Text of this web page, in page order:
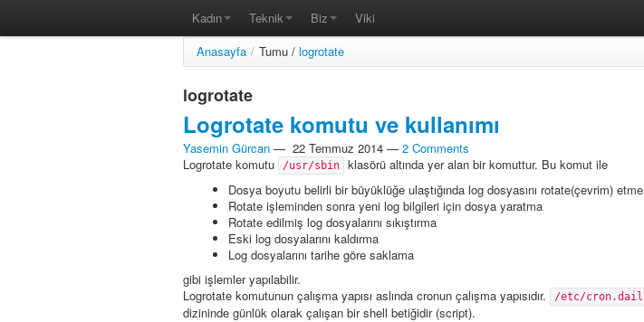
Kadın Teknik Biz
Viki
Anasayfa / Tumu / logrotate
logrotate
Logrotate komutu ve kullanımı
Yasemin Gürcan — 22 Temmuz 2014 — 2 Comments
Logrotate komutu
/usr/sbin
klasörü altında yer alan bir komuttur. Bu komut ile
Dosya boyutu belirli bir büyüklüğe ulaştığında log dosyasını rotate(çevrim) etme
Rotate işleminden sonra yeni log bilgileri için dosya yaratma
Rotate edilmiş log dosyalarını sıkıştırma
Eski log dosyalarını kaldırma
Log dosyalarını tarihe göre saklama
gibi işlemler yapılabilir.
Logrotate komutunun çalışma yapısı aslında cronun çalışma yapısıdır.
/etc/
dizininde günlük olarak çalışan bir shell betiğidir (script).